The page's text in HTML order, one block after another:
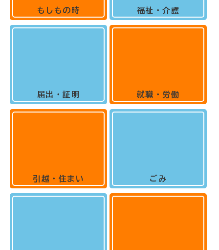
もしもの時
届出・証明
引越・住まい
福祉・介護
就職・労働
ごみ